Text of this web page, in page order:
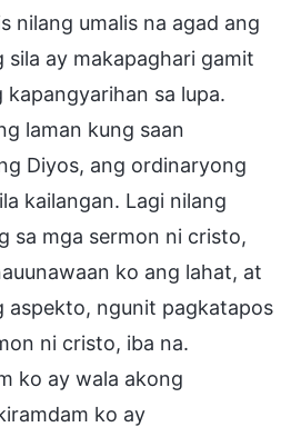
nilang umalis na agad ang
sila ay makapaghari gamit
sa lupa.
laman kung saan
Diyos, ang ordinaryong
kailangan. Lagi nilang
sa mga sermon ni cristo,
ko ang lahat, at
aspekto, ngunit pagkatapos
ni cristo, iba na.
ko ay wala akong
ko ay